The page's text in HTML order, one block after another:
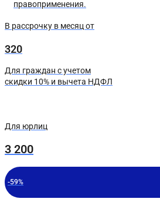
правоприменения.
В рассрочку в месяц от
320
Для граждан с учетом
скидки 10% и вычета НДФЛ
Для юрлиц
3 200
-59%